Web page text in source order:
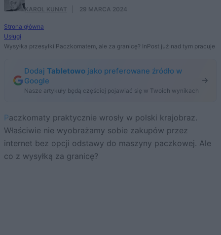
KAROL KUNAT 29 MARCA 2024
Strona główna
Usługi
Wysyłka przesyłki Paczkomatem, ale za granicę? InPost już nad tym pracuje
Dodaj Tabletowo jako preferowane źródło w
Google
Nasze artykuły będą częściej pojawiać się w Twoich wynikach
Paczkomaty praktycznie wrosły w polski krajobraz.
Właściwie nie wyobrażamy sobie zakupów przez
internet bez opcji odstawy do maszyny paczkowej. Ale
co z wysyłką za granicę?